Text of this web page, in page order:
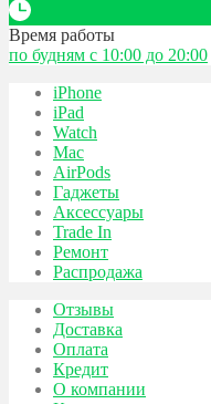
Время работы
по будням с 10:00 до 20:00
iPhone
iPad
Watch
Mac
AirPods
Гаджеты
Аксессуары
Trade In
Ремонт
Распродажа
Отзывы
Доставка
Оплата
Кредит
О компании